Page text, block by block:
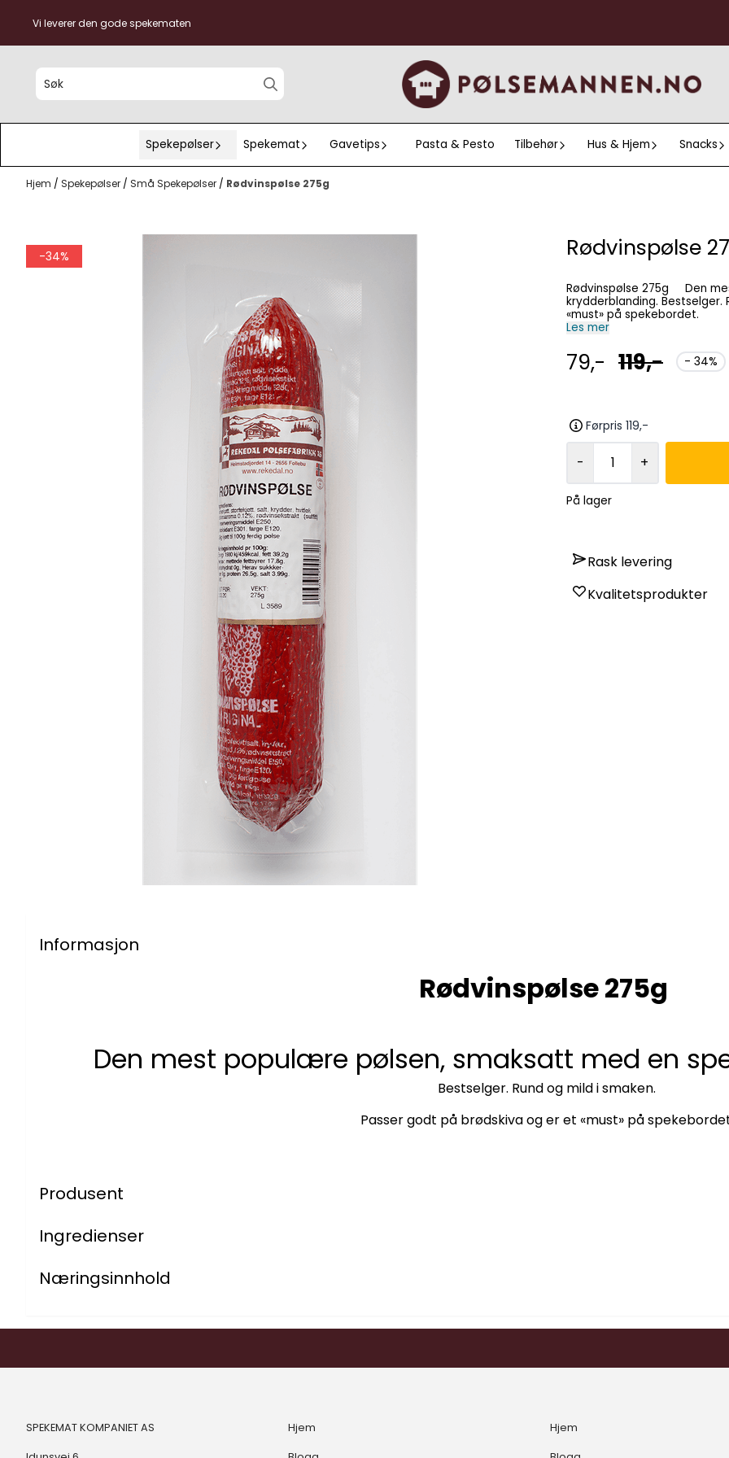
Hopp til innhold
Vi leverer den gode spekematen
Spekepølser Spekemat Gavetips Pasta & Pesto Tilbehør Hus & Hjem Snacks
Hjem / Spekepølser / Små Spekepølser / Rødvinspølse 275g
-34% Rødvinspølse
Rødvinspølse 275g Den mest populære pølsen, smaksatt med en spesiell
krydderblanding. Bestselger. Rund og mild i smaken. Passer godt på brødskiva og er et
«must» på spekebordet.
Les mer
79,- 119,- - 34%
Førpris 119,-
- +
På lager
Rask levering
Kvalitetsprodukter
Informasjon
Rødvinspølse 275g
Den mest populære pølsen, smaksatt med en
Bestselger. Rund og mild i smaken.
Passer godt på brødskiva og er et «must» på
Produsent
Ingredienser
Næringsinnhold
SPEKEMAT KOMPANIET AS Hjem Hjem